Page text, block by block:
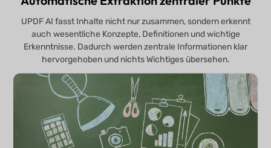
UPDF AI fasst Inhalte nicht nur zusammen, sondern erkennt
auch wesentliche Konzepte, Definitionen und wichtige
Erkenntnisse. Dadurch werden zentrale Informationen klar
hervorgehoben und nichts Wichtiges übersehen.